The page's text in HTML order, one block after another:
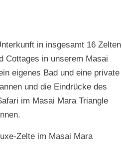
in insgesamt 16 Zelten
Cottages in unserem Masai
eigenes Bad und eine private
und die Eindrücke des
im Masai Mara Triangle